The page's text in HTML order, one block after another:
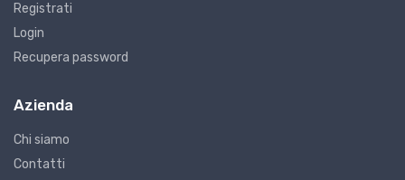
Registrati
Login
Recupera password
Azienda
Chi siamo
Contatti